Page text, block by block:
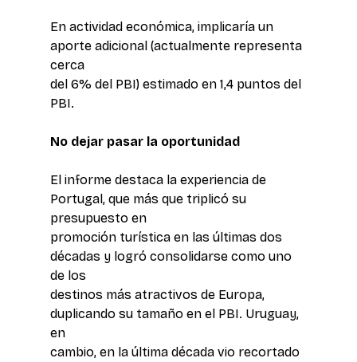
En actividad económica, implicaría un
aporte adicional (actualmente representa
cerca
del 6% del PBI) estimado en 1,4 puntos del
PBI.
No dejar pasar la oportunidad
El informe destaca la experiencia de
Portugal, que más que triplicó su
presupuesto en
promoción turística en las últimas dos
décadas y logró consolidarse como uno
de los
destinos más atractivos de Europa,
duplicando su tamaño en el PBI. Uruguay,
en
cambio, en la última década vio recortado